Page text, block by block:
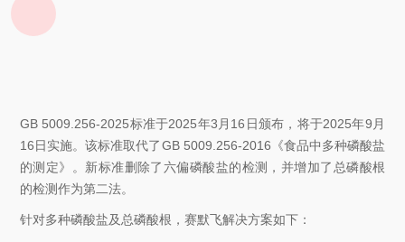
GB 5009.256-2025标准于2025年3月16日颁布，将于2025年9月
16日实施。该标准取代了GB 5009.256-2016《食品中多种磷酸盐
的测定》。新标准删除了六偏磷酸盐的检测，并增加了总磷酸根
的检测作为第二法。
针对多种磷酸盐及总磷酸根，赛默飞解决方案如下：